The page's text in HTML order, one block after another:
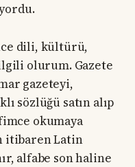
dili, kültürü,
olurum. Gazete
gazeteyi,
sözlüğü satın alıp
okumaya
itibaren Latin
alfabe son haline